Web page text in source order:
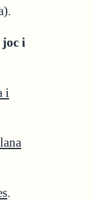
joc i
i
.